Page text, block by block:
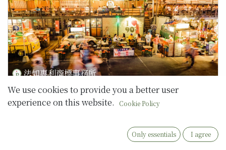
法如專利商標事務所
智權產業新訊 IPN-21003
爭商標權！「上海老天祿」第二代文宣挨告侵權敗訴確定 「 上海老天
品、禮品之買賣業務」，無法認定商標先使用於 滷味商品 善意使用 僅
限於原使用的類別 除了商標申請時需要預先布局未來的類別外，公司
申請時的 登記營業項目 也是需要預先布局未來可能的營業項目 瘋
We use cookies to provide you a better user
experience on this website.
Cookie Policy
Only essentials I agree